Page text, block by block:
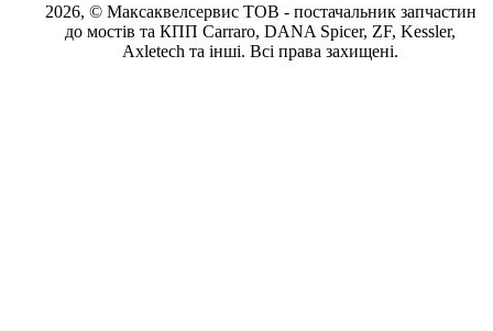
2026, © Максаквелсервис ТОВ - постачальник запчастин
до мостів та КПП Carraro, DANA Spicer, ZF, Kessler,
Axletech та інші. Всі права захищені.